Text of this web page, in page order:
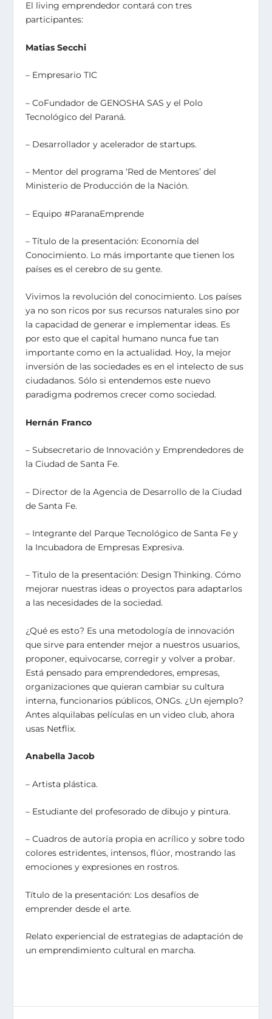
El living emprendedor contará con tres
participantes:
Matias Secchi
– Empresario TIC
– CoFundador de GENOSHA SAS y el Polo
Tecnológico del Paraná.
– Desarrollador y acelerador de startups.
– Mentor del programa ‘Red de Mentores’ del
Ministerio de Producción de la Nación.
– Equipo #ParanaEmprende
– Título de la presentación: Economía del
Conocimiento. Lo más importante que tienen los
países es el cerebro de su gente.
Vivimos la revolución del conocimiento. Los países
ya no son ricos por sus recursos naturales sino por
la capacidad de generar e implementar ideas. Es
por esto que el capital humano nunca fue tan
importante como en la actualidad. Hoy, la mejor
inversión de las sociedades es en el intelecto de sus
ciudadanos. Sólo si entendemos este nuevo
paradigma podremos crecer como sociedad.
Hernán Franco
– Subsecretario de Innovación y Emprendedores de
la Ciudad de Santa Fe.
– Director de la Agencia de Desarrollo de la Ciudad
de Santa Fe.
– Integrante del Parque Tecnológico de Santa Fe y
la Incubadora de Empresas Expresiva.
– Titulo de la presentación: Design Thinking. Cómo
mejorar nuestras ideas o proyectos para adaptarlos
a las necesidades de la sociedad.
¿Qué es esto? Es una metodología de innovación
que sirve para entender mejor a nuestros usuarios,
proponer, equivocarse, corregir y volver a probar.
Está pensado para emprendedores, empresas,
organizaciones que quieran cambiar su cultura
interna, funcionarios públicos, ONGs. ¿Un ejemplo?
Antes alquilabas películas en un video club, ahora
usas Netflix.
Anabella Jacob
– Artista plástica.
– Estudiante del profesorado de dibujo y pintura.
– Cuadros de autoría propia en acrílico y sobre todo
colores estridentes, intensos, flúor, mostrando las
emociones y expresiones en rostros.
Título de la presentación: Los desafíos de
emprender desde el arte.
Relato experiencial de estrategias de adaptación de
un emprendimiento cultural en marcha.